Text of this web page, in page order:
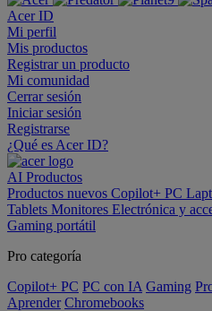
Acer ID
Mi perfil
Mis productos
Registrar un producto
Mi comunidad
Cerrar sesión
Iniciar sesión
Registrarse
¿Qué es Acer ID?
AI Productos
Productos nuevos Copilot+ PC
Tablets Monitores Electrónica y
Gaming portátil
Pro categoría
Copilot+ PC PC con IA Gaming
Aprender Chromebooks